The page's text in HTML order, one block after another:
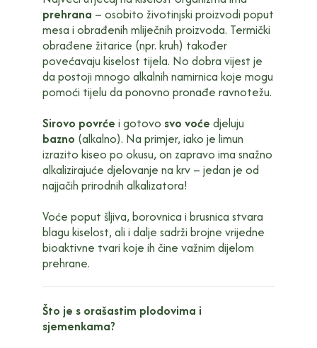
prehrana – osobito životinjski proizvodi poput
mesa i obrađenih mliječnih proizvoda. Termički
obrađene žitarice (npr. kruh) također
povećavaju kiselost tijela. No dobra vijest je
da postoji mnogo alkalnih namirnica koje mogu
pomoći tijelu da ponovno pronađe ravnotežu.
Sirovo povrće i gotovo svo voće djeluju
bazno (alkalno). Na primjer, iako je limun
izrazito kiseo po okusu, on zapravo ima snažno
alkalizirajuće djelovanje na krv – jedan je od
najjačih prirodnih alkalizatora!
Voće poput šljiva, borovnica i brusnica stvara
blagu kiselost, ali i dalje sadrži brojne vrijedne
bioaktivne tvari koje ih čine važnim dijelom
prehrane.
Što je s orašastim plodovima i
sjemenkama?